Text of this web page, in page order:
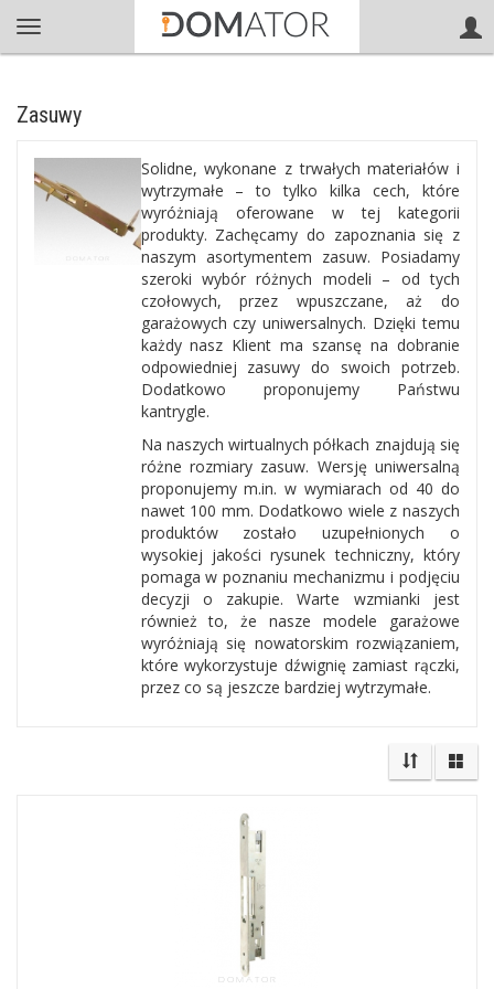
Zasuwy
Solidne, wykonane z trwałych materiałów i
wytrzymałe – to tylko kilka cech, które
wyróżniają oferowane w tej kategorii
produkty. Zachęcamy do zapoznania się z
naszym asortymentem zasuw. Posiadamy
szeroki wybór różnych modeli – od tych
czołowych, przez wpuszczane, aż do
garażowych czy uniwersalnych. Dzięki temu
każdy nasz Klient ma szansę na dobranie
odpowiedniej zasuwy do swoich potrzeb.
Dodatkowo proponujemy Państwu
kantrygle.
Na naszych wirtualnych półkach znajdują się
różne rozmiary zasuw. Wersję uniwersalną
proponujemy m.in. w wymiarach od 40 do
nawet 100 mm. Dodatkowo wiele z naszych
produktów zostało uzupełnionych o
wysokiej jakości rysunek techniczny, który
pomaga w poznaniu mechanizmu i podjęciu
decyzji o zakupie. Warte wzmianki jest
również to, że nasze modele garażowe
wyróżniają się nowatorskim rozwiązaniem,
które wykorzystuje dźwignię zamiast rączki,
przez co są jeszcze bardziej wytrzymałe.